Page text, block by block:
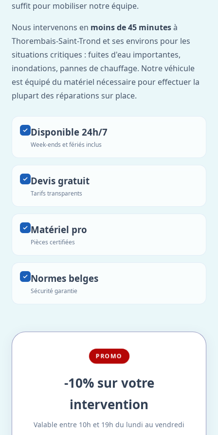
suffit pour mobiliser notre équipe.
Nous intervenons en moins de 45 minutesà
Thorembais-Saint-Trond et ses environs pour les
situations critiques : fuites d'eau importantes,
inondations, pannes de chauffage. Notre véhicule
est équipé du matériel nécessaire pour effectuer la
plupart des réparations sur place.
Disponible 24h/7
Week-ends et fériés inclus
Devis gratuit
Tarifs transparents
Matériel pro
Pièces certifiées
Normes belges
Sécurité garantie
PROMO
-10% sur votre
intervention
Valable entre 10h et 19h du lundi au vendredi